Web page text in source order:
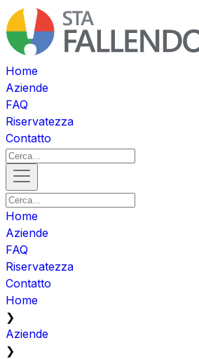
Home
Aziende
FAQ
Riservatezza
Contatto
Home
Aziende
FAQ
Riservatezza
Contatto
Home
❯
Aziende
❯